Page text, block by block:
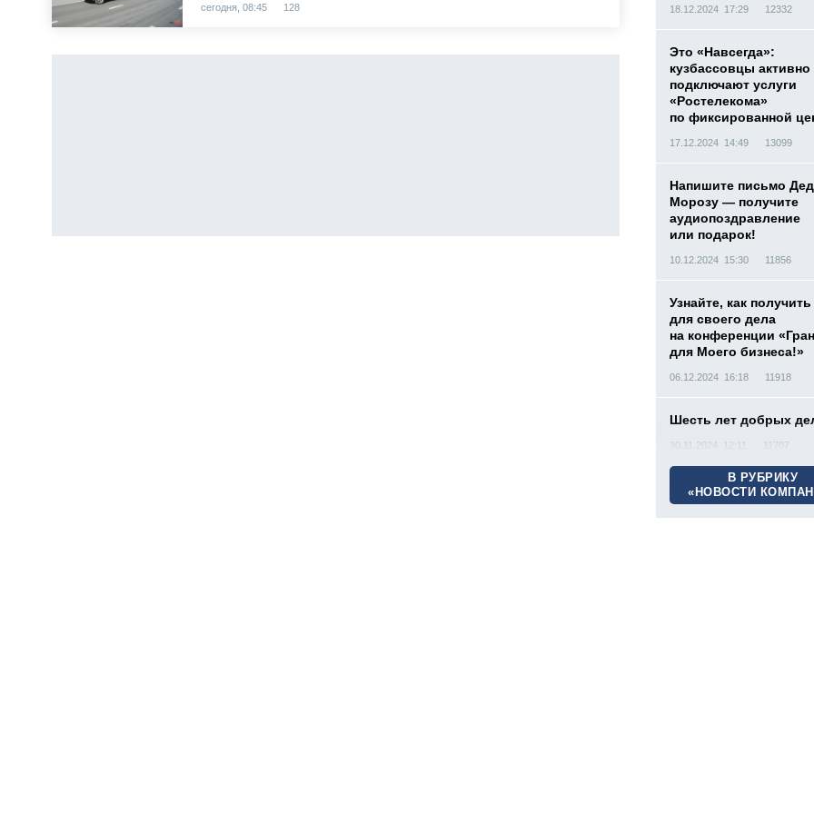
сегодня, 08:45 128 18.12.2024 17:29 12332
Это «Навсегда»:
кузбассовцы активно
подключают услуги
«Ростелекома»
по фиксированной
17.12.2024 14:49 13099
Напишите письмо
Морозу — получите
аудиопоздравление
или подарок!
10.12.2024 15:30 11856
Узнайте, как получить
для своего дела
на конференции
для Моего бизнеса!»
06.12.2024 16:18 11918
Шесть лет добрых
30.11.2024 12:11 11707
В РУБРИКУ
«НОВОСТИ